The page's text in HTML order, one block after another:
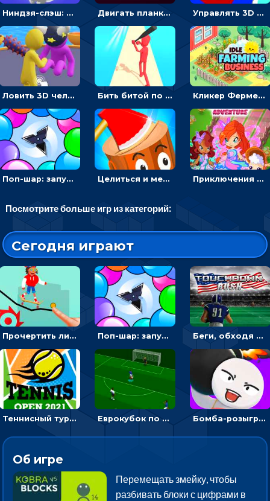
Ниндзя-слэш: запускай оружие по целям и становись мастером сюрикенов Двигать планку и бить шариком по цветным блокам - гиперказуальная Управлять 3D магнитом, чтобы собирать фигуры и сбрасывать в пропасть
Ловить 3D человечком своего цвета и собирать драгоценности - гиперказуалка Бить битой по шарику, чтобы сбивать кубики с буквами на пути к финишу - 3D Кликер Фермерский бизнес: расти овощи, чтобы богатеть
Поп-шар: запускать колючку, чтобы лопать воздушные шарики Целиться и метать топор в 3D мишени Приключения Клуба Винкс: менять дорожки, чтобы собирать кристаллы
Посмотрите больше игр из категорий:
Сегодня играют
Прочертить линию, чтобы проехать на скейте, через преграды к финишу - для мальчиков Поп-шар: запускать колючку, чтобы лопать воздушные шарики Беги, обходя соперников и собирай бонусы - американский футбол
Теннисный турнир: подавать или отбивать шарик ракеткой Еврокубок по футболу 2021 в 3D: пасуй мяч и бей по воротам соперника Бомба-розыгрыш: передавай и беги – 3D гиперказуалка
Об игре
Перемещать змейку, чтобы
разбивать блоки с цифрами в